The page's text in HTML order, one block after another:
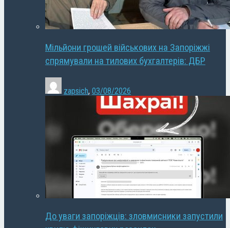
Мільйони грошей військових на Запоріжжі
спрямували на тилових бухгалтерів: ДБР
zapsich, 03/08/2026
До уваги запоріжців: зловмисники запустили